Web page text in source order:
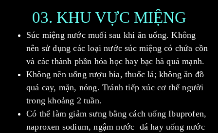
03. KHU VỰC MIỆNG
Súc miệng nước muối sau khi ăn uống. Không
nên sử dụng các loại nước súc miệng có chứa cồn
và các thành phần hóa học hay bạc hà quá mạnh.
Không nên uống rượu bia, thuốc lá; không ăn đồ
quá cay, mặn, nóng. Tránh tiếp xúc cơ thể người
trong khoảng 2 tuần.
Có thể làm giảm sưng bằng cách uống Ibuprofen,
naproxen sodium, ngậm nước đá hay uống nước